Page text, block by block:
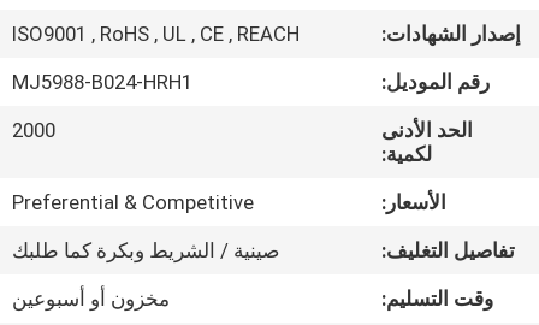
جولة
مراقبة
الجودة
إصدار الشهادات:
ISO9001 , RoHS , UL , CE , REACH
رقم الموديل:
MJ5988-B024-HRH1
الحد الأدنى
لكمية:
2000
الأسعار:
Preferential & Competitive
تفاصيل التغليف:
صينية / الشريط وبكرة كما طلبك
وقت التسليم:
مخزون أو أسبوعين